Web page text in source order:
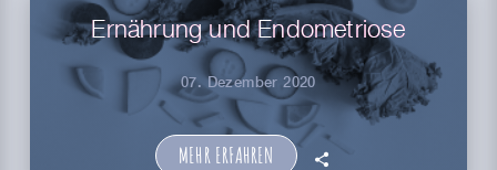
Ernährung und Endometriose
07. Dezember 2020
MEHR ERFAHREN 🗣